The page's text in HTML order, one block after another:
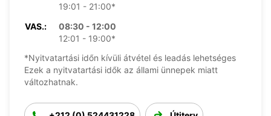
19:01 - 21:00*
VAS.:
08:30 - 12:00
12:01 - 19:00*
*Nyitvatartási időn kívüli átvétel és leadás lehetséges
Ezek a nyitvatartási idők az állami ünnepek miatt
változhatnak.